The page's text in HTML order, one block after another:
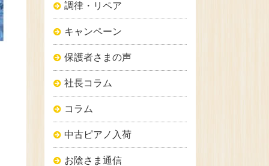
調律・リペア
キャンペーン
保護者さまの声
社長コラム
コラム
中古ピアノ入荷
お陰さま通信